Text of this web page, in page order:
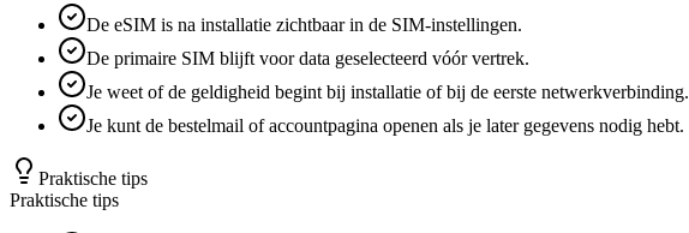
De eSIM is na installatie zichtbaar in de SIM-instellingen.
De primaire SIM blijft voor data geselecteerd vóór vertrek.
Je weet of de geldigheid begint bij installatie of bij de eerste netwerkverbinding.
Je kunt de bestelmail of accountpagina openen als je later gegevens nodig hebt.
Praktische tips
Praktische tips